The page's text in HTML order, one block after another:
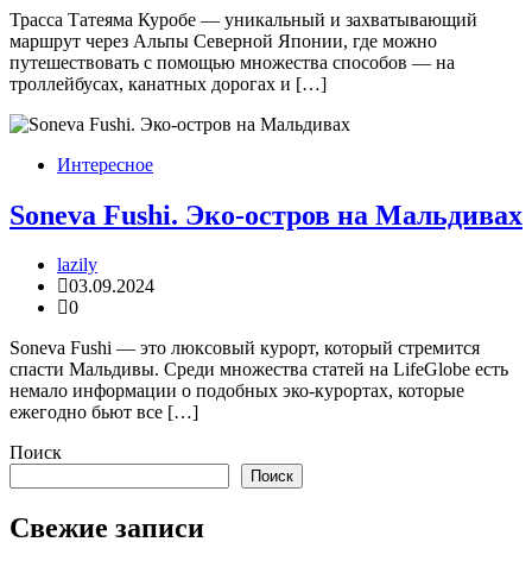
Трасса Татеяма Куробе — уникальный и захватывающий
маршрут через Альпы Северной Японии, где можно
путешествовать с помощью множества способов — на
троллейбусах, канатных дорогах и […]
Интересное
Soneva Fushi. Эко-остров на Мальдивах
lazily
03.09.2024
0
Soneva Fushi — это люксовый курорт, который стремится
спасти Мальдивы. Среди множества статей на LifeGlobe есть
немало информации о подобных эко-курортах, которые
ежегодно бьют все […]
Поиск
Поиск
Свежие записи